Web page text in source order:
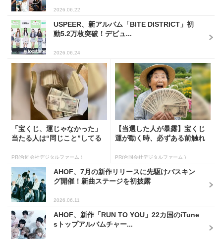
2026.06.22
USPEER、新アルバム「BITE DISTRICT」初
動5.2万枚突破！デビュ...
2026.06.24
「宝くじ、運じゃなかった」
当たる人は“同じこと”してる
PR(合同会社デジタルファーム )
【当選した人が暴露】宝くじ
運が動く時、必ずある前触れ
PR(合同会社デジタルファーム )
AHOF、7月の新作リリースに先駆けバスキン
グ開催！新曲ステージを初披露
2026.06.11
AHOF、新作「RUN TO YOU」22カ国のiTune
sトップアルバムチャー...